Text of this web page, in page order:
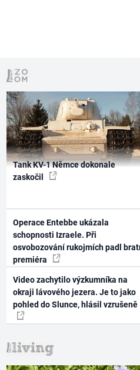
Tank KV-1 Němce dokonale
zaskočil
Operace Entebbe ukázala
schopnosti Izraele. Při
osvobozování rukojmích padl
premiéra
Video zachytilo výzkumníka na
okraji lávového jezera. Je to jako
pohled do Slunce, hlásil vzrušeně